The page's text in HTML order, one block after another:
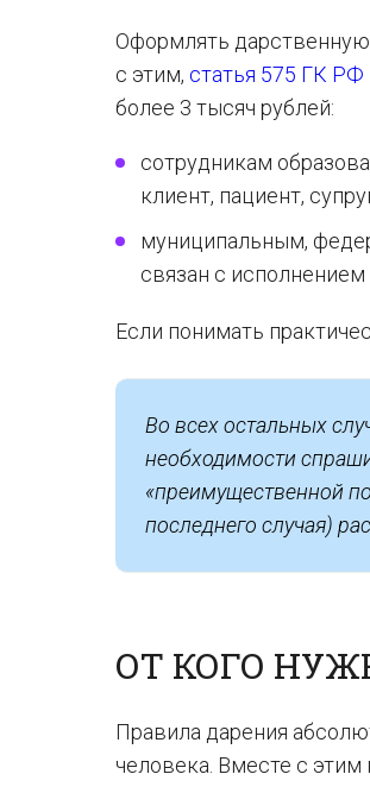
Оформлять
с этим, статья 575 ГК РФ
более 3 тысяч рублей:
сотрудникам
клиент, пациент,
муниципальным,
связан с
Если понимать
Во всех остальных
необходимости
«преимущественной
последнего случая)
ОТ КОГО
Правила дарения
человека. Вместе с этим